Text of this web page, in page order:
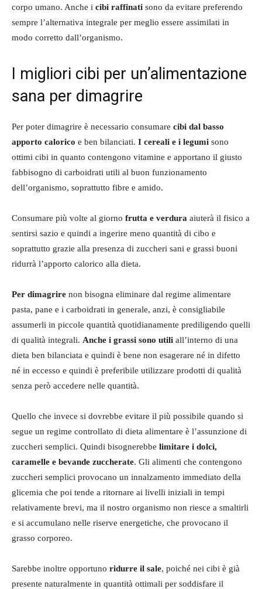
corpo umano. Anche i cibi raffinati sono da evitare preferendo
sempre l’alternativa integrale per meglio essere assimilati in
modo corretto dall’organismo.
I migliori cibi per un’alimentazione
sana per dimagrire
Per poter dimagrire è necessario consumare cibi dal basso
apporto calorico e ben bilanciati. I cereali e i legumi sono
ottimi cibi in quanto contengono vitamine e apportano il giusto
fabbisogno di carboidrati utili al buon funzionamento
dell’organismo, soprattutto fibre e amido.
Consumare più volte al giorno frutta e verdura aiuterà il fisico a
sentirsi sazio e quindi a ingerire meno quantità di cibo e
soprattutto grazie alla presenza di zuccheri sani e grassi buoni
ridurrà l’apporto calorico alla dieta.
Per dimagrire non bisogna eliminare dal regime alimentare
pasta, pane e i carboidrati in generale, anzi, è consigliabile
assumerli in piccole quantità quotidianamente prediligendo quelli
di qualità integrali. Anche i grassi sono utili all’interno di una
dieta ben bilanciata e quindi è bene non esagerare né in difetto
né in eccesso e quindi è preferibile utilizzare prodotti di qualità
senza però accedere nelle quantità.
Quello che invece si dovrebbe evitare il più possibile quando si
segue un regime controllato di dieta alimentare è l’assunzione di
zuccheri semplici. Quindi bisognerebbe limitare i dolci,
caramelle e bevande zuccherate. Gli alimenti che contengono
zuccheri semplici provocano un innalzamento immediato della
glicemia che poi tende a ritornare ai livelli iniziali in tempi
relativamente brevi, ma il nostro organismo non riesce a smaltirli
e si accumulano nelle riserve energetiche, che provocano il
grasso corporeo.
Sarebbe inoltre opportuno ridurre il sale, poiché nei cibi è già
presente naturalmente in quantità ottimali per soddisfare il